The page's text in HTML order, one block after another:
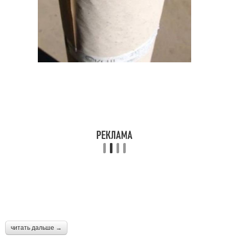
читать дальше →